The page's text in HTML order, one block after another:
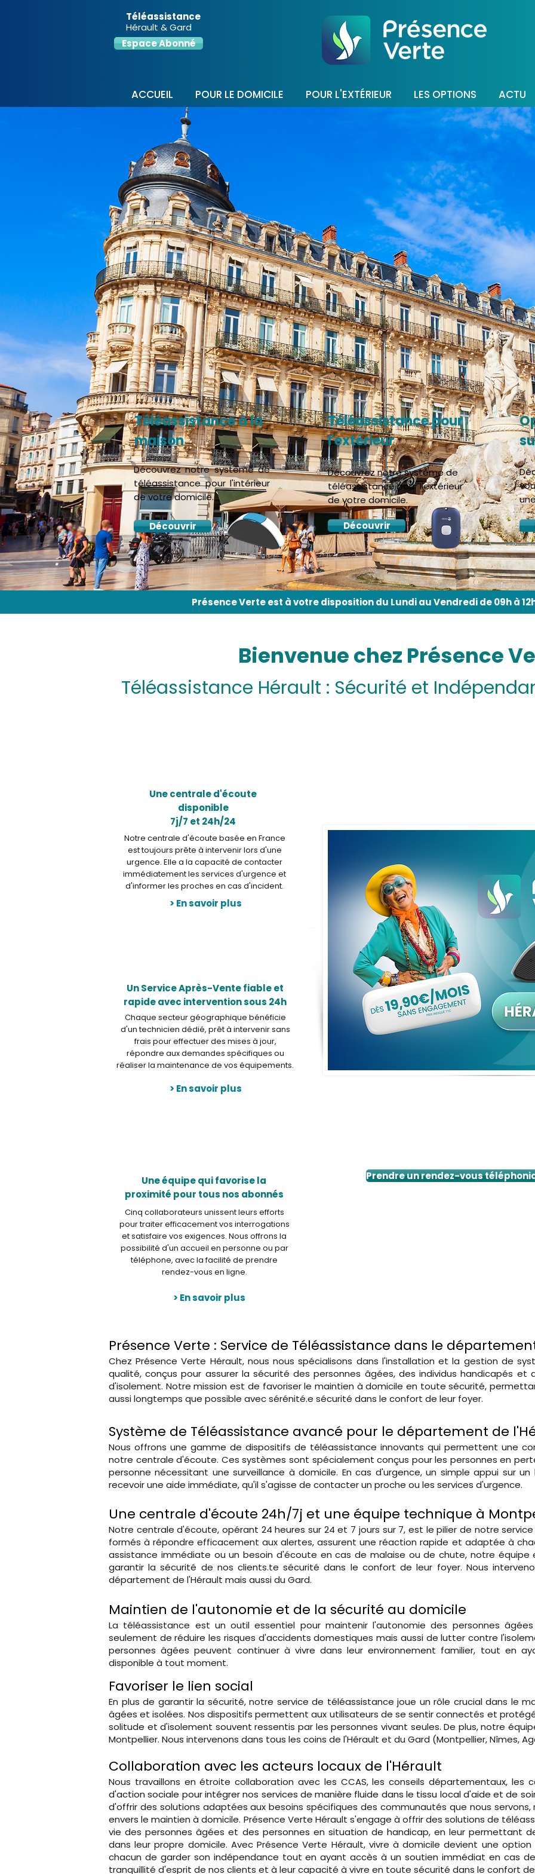
Téléassistance
Hérault & Gard
Espace Abonné
ACCUEIL POUR LE DOMICILE POUR L'EXTÉRIEUR LES OPTIONS ACTU
Téléassistance à la
maison
Découvrez notre système de
téléassistance pour l'intérieur
de votre domicile.
Découvrir
Téléassistance pour
l'extérieur
Découvrez notre système de
téléassistance pour l'extérieur
de votre domicile.
Découvrir
Présence Verte est à votre disposition du Lundi au Vendredi de 09h à 12h
Bienvenue chez Présence
Téléassistance Hérault : Sécurité et
Une centrale d'écoute
disponible
7j/7 et 24h/24
Notre centrale d'écoute basée en France
est toujours prête à intervenir lors d'une
urgence. Elle a la capacité de contacter
immédiatement les services d'urgence et
d'informer les proches en cas d'incident.
> En savoir plus
Un Service Après-Vente fiable et
rapide avec intervention sous 24h
Chaque secteur géographique bénéficie
d'un technicien dédié, prêt à intervenir sans
frais pour effectuer des mises à jour,
répondre aux demandes spécifiques ou
réaliser la maintenance de vos équipements.
> En savoir plus
Une équipe qui favorise la
proximité pour tous nos abonnés
Prendre un rendez-vous
Cinq collaborateurs unissent leurs efforts
pour traiter efficacement vos interrogations
et satisfaire vos exigences. Nous offrons la
possibilité d'un accueil en personne ou par
téléphone, avec la facilité de prendre
rendez-vous en ligne.
> En savoir plus
Présence Verte : Service de Téléassistance dans le
Chez Présence Verte Hérault, nous nous spécialisons dans l'installation et la gestion de
qualité, conçus pour assurer la sécurité des personnes âgées, des individus handicapés
d'isolement. Notre mission est de favoriser le maintien à domicile en toute sécurité,
aussi longtemps que possible avec sérénité.e sécurité dans le confort de leur foyer.
Système de Téléassistance avancé pour le département de
Nous offrons une gamme de dispositifs de téléassistance innovants qui permettent une
notre centrale d'écoute. Ces systèmes sont spécialement conçus pour les personnes en
personne nécessitant une surveillance à domicile. En cas d'urgence, un simple appui sur
recevoir une aide immédiate, qu'il s'agisse de contacter un proche ou les services d'urgence.
Une centrale d'écoute 24h/7j et une équipe technique à
Notre centrale d'écoute, opérant 24 heures sur 24 et 7 jours sur 7, est le pilier de notre
formés à répondre efficacement aux alertes, assurent une réaction rapide et adaptée à
assistance immédiate ou un besoin d'écoute en cas de malaise ou de chute, notre
garantir la sécurité de nos clients.te sécurité dans le confort de leur foyer. Nous
département de l'Hérault mais aussi du Gard.
Maintien de l'autonomie et de la sécurité au domicile
La téléassistance est un outil essentiel pour maintenir l'autonomie des personnes
seulement de réduire les risques d'accidents domestiques mais aussi de lutter contre
personnes âgées peuvent continuer à vivre dans leur environnement familier, tout en
disponible à tout moment.
Favoriser le lien social
En plus de garantir la sécurité, notre service de téléassistance joue un rôle crucial dans le
âgées et isolées. Nos dispositifs permettent aux utilisateurs de se sentir connectés et
solitude et d'isolement souvent ressentis par les personnes vivant seules. De plus, notre
Montpellier. Nous intervenons dans tous les coins de l'Hérault et du Gard (Montpellier, Nîmes,
Collaboration avec les acteurs locaux de l'Hérault
Chez Présence Verte, notre objectif principal est de permettre le maintien à domicile des personnes âgées, des individus en situation de handicap, et de ceux confrontés à une perte d'autonomie. En utilisant une gamme complète de services à domicile, nous facilitons la vie quotidienne de nos clients,
offrons divers services d'aide à domicile, tels que l'aide ménagère, le portage de repas à domicile, et l'assistance aux tâches ménagères. Nos aides à domicile, qualifiées et empathiques, sont dédiées à améliorer la vie sociale et le bien-être de chaque bénéficiaire en fournissant une aide adaptée aux
de la vie quotidienne. Soutien et sécurité grâce à la téléassistance. En plus des services d'aide directe, nous proposons des systèmes de téléassistance avancés qui garantissent une intervention rapide en cas de besoin, contribuant ainsi à la sécurité des personnes dépendantes ou fragiles. Ces
hospitalisation à domicile nécessaire ou simplement pour fournir du réconfort en cas d'isolement. Collaboration avec les services de soins infirmiers et les acteurs locaux. Notre collaboration étroite avec les services de soins infirmiers à domicile, les auxiliaires de vie sociale, et les conseil départementaux
caisses de retraite et les mutuelles pour faciliter l'accès à des aides financières telles que l'allocation personnalisée d'autonomie (APA) et les prestations de compensation du handicap. Aide au quotidien et maintien du lien social. L'importance du lien social ne peut être sous-estimée, surtout pour les personnes
occasion de socialisation et un moment pour nos clients de connecter avec autrui. De plus, nos aidants jouent un rôle crucial en accompagnant les bénéficiaires dans leurs sorties, aidant à maintenir une vie sociale active. Engagement pour une autonomie durable. Présence Verte s'engage à offrir des
âgées et les personnes en situation de handicap peuvent vivre de manière autonome et sécurisée. Nous croyons fermement que chaque personne a le droit de vieillir dans la dignité et le confort de son foyer. En somme, notre mission est de fournir un service complet qui aide nos clients à rester à
pointe, Présence Verte est votre partenaire privilégié pour favoriser le maintien à domicile et améliorer la qualité de vie des personnes en besoin d'assistance.
Nous travaillons en étroite collaboration avec les CCAS, les conseils départementaux, les
d'action sociale pour intégrer nos services de manière fluide dans le tissu local d'aide et de
d'offrir des solutions adaptées aux besoins spécifiques des communautés que nous
envers le maintien à domicile. Présence Verte Hérault s'engage à offrir des solutions de
vie des personnes âgées et des personnes en situation de handicap, en leur permettant
dans leur propre domicile. Avec Présence Verte Hérault, vivre à domicile devient une
chacun de garder son indépendance tout en ayant accès à un soutien immédiat en cas
tranquillité d'esprit de nos clients et à leur capacité à vivre en toute sécurité dans le confort